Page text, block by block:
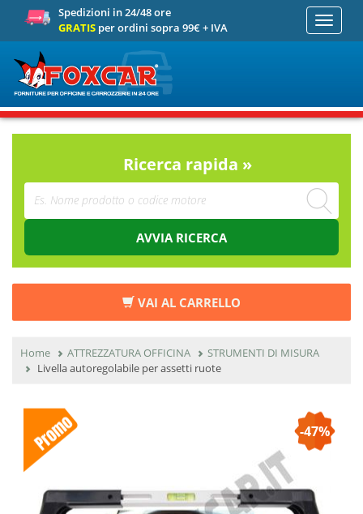
Spedizioni in 24/48 ore
GRATIS per ordini sopra 99€ + IVA
Toggle
Ricerca rapida »
AVVIA RICERCA
VAI AL CARRELLO
Home ATTREZZATURA OFFICINA
STRUMENTI DI MISURA
Livella autoregolabile per assetti ruote
-47%